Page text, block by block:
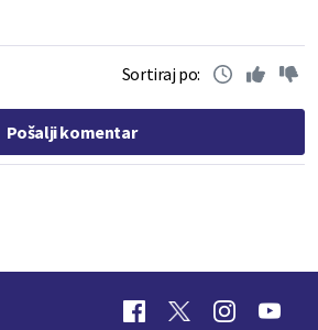
Sortiraj po:
Pošalji komentar